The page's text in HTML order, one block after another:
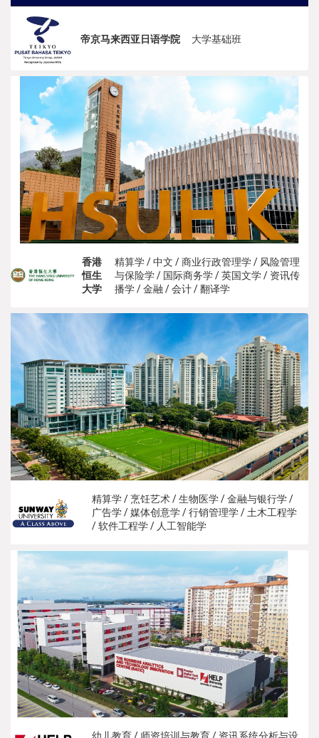
帝京马来西亚日语学院 大学基础班
香港
恒生
大学
精算学 / 中文 / 商业行政管理学 / 风险管理
与保险学 / 国际商务学 / 英国文学 / 资讯传
播学 / 金融 / 会计 / 翻译学
精算学 / 烹饪艺术 / 生物医学 / 金融与银行学 /
广告学 / 媒体创意学 / 行销管理学 / 土木工程学
/ 软件工程学 / 人工智能学